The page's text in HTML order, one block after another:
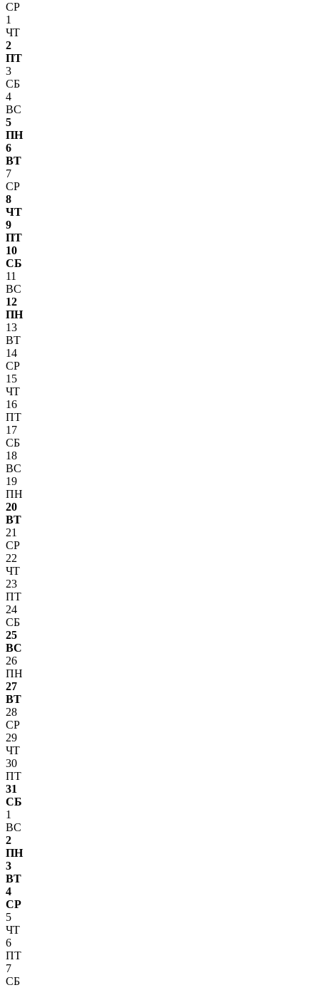
СР
1
ЧТ
2
ПТ
3
СБ
4
ВС
5
ПН
6
ВТ
7
СР
8
ЧТ
9
ПТ
10
СБ
11
ВС
12
ПН
13
ВТ
14
СР
15
ЧТ
16
ПТ
17
СБ
18
ВС
19
ПН
20
ВТ
21
СР
22
ЧТ
23
ПТ
24
СБ
25
ВС
26
ПН
27
ВТ
28
СР
29
ЧТ
30
ПТ
31
СБ
1
ВС
2
ПН
3
ВТ
4
СР
5
ЧТ
6
ПТ
7
СБ